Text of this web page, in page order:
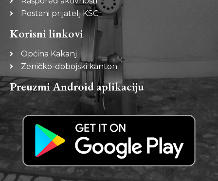
Postani prijatelj KSC
Korisni linkovi
Općina Kakanj
Zeničko-dobojski kanton
Preuzmi Android aplikaciju